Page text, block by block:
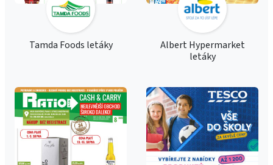
Tamda Foods letáky
Albert Hypermarket
letáky